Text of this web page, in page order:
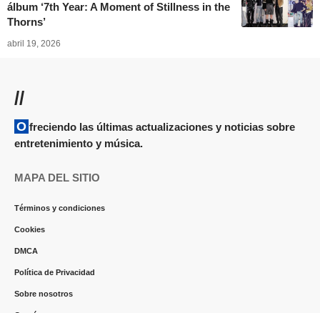
álbum ‘7th Year: A Moment of Stillness in the
Thorns’
abril 19, 2026
//
Ofreciendo las últimas actualizaciones y noticias sobre
entretenimiento y música.
MAPA DEL SITIO
Términos y condiciones
Cookies
DMCA
Política de Privacidad
Sobre nosotros